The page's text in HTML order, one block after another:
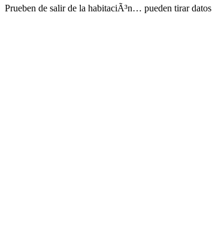
Prueben de salir de la habitaciÃ³n… pueden tirar